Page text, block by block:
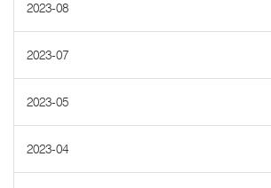
2023-08
2023-07
2023-05
2023-04